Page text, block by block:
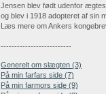
Jensen blev født udenfor
og blev i 1918 adopteret af sin
Læs mere om Ankers
--------------------------
Generelt om slægten (3)
På min farfars side (7)
På min farmors side (9)